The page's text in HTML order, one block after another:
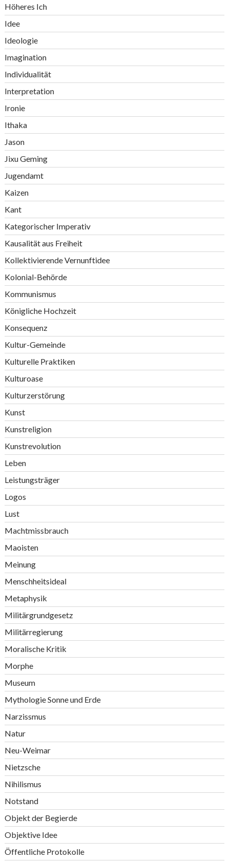
Höheres Ich
Idee
Ideologie
Imagination
Individualität
Interpretation
Ironie
Ithaka
Jason
Jixu Geming
Jugendamt
Kaizen
Kant
Kategorischer Imperativ
Kausalität aus Freiheit
Kollektivierende Vernunftidee
Kolonial-Behörde
Kommunismus
Königliche Hochzeit
Konsequenz
Kultur-Gemeinde
Kulturelle Praktiken
Kulturoase
Kulturzerstörung
Kunst
Kunstreligion
Kunstrevolution
Leben
Leistungsträger
Logos
Lust
Machtmissbrauch
Maoisten
Meinung
Menschheitsideal
Metaphysik
Militärgrundgesetz
Militärregierung
Moralische Kritik
Morphe
Museum
Mythologie Sonne und Erde
Narzissmus
Natur
Neu-Weimar
Nietzsche
Nihilismus
Notstand
Objekt der Begierde
Objektive Idee
Öffentliche Protokolle